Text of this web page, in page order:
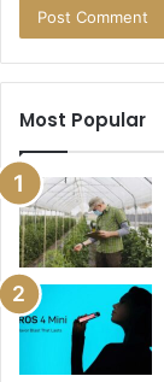
Most Popular